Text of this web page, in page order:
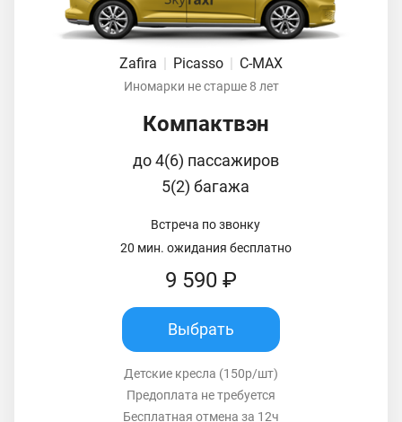
Zafira | Picasso | C-MAX
Иномарки не старше 8 лет
Компактвэн
до 4(6) пассажиров
5(2) багажа
Встреча по звонку
20 мин. ожидания бесплатно
9 590 ₽
Выбрать
Детские кресла (150р/шт)
Предоплата не требуется
Бесплатная отмена за 12ч